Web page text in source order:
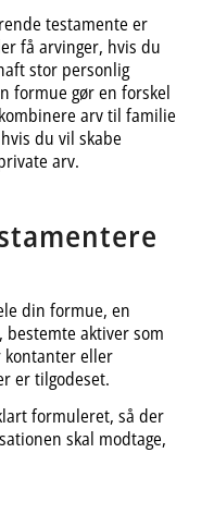
testamente er
få arvinger, hvis du
stor personlig
formue gør en forskel
arv til familie
du vil skabe
arv.
din formue, en
aktiver som
eller
er tilgodeset.
formuleret, så der
skal modtage,